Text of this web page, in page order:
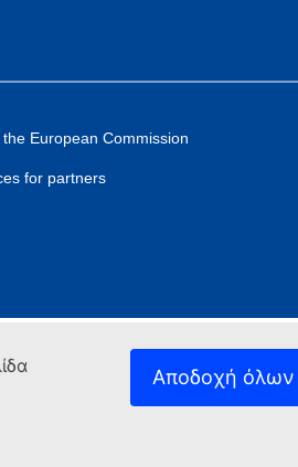
Αποδοχή
European Commission
for partners